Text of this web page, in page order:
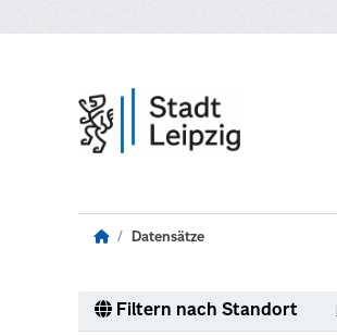
Datensätze
Filtern nach Standort